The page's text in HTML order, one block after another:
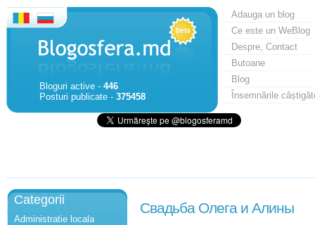
Bloguri active - 446
Posturi publicate - 375458
Adauga un blog
Ce este un WeBlog
Despre, Contact
Butoane
Blog
Însemnările
Categorii
Administratie locala
Свадьба Олега и Алины